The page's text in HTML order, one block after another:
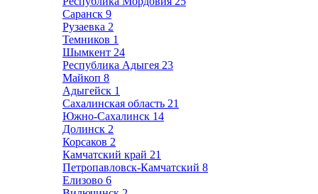
Саранск 9
Рузаевка 2
Темников 1
Шымкент 24
Республика Адыгея 23
Майкоп 8
Адыгейск 1
Сахалинская область 21
Южно-Сахалинск 14
Долинск 2
Корсаков 2
Камчатский край 21
Петропавловск-Камчатский 8
Елизово 6